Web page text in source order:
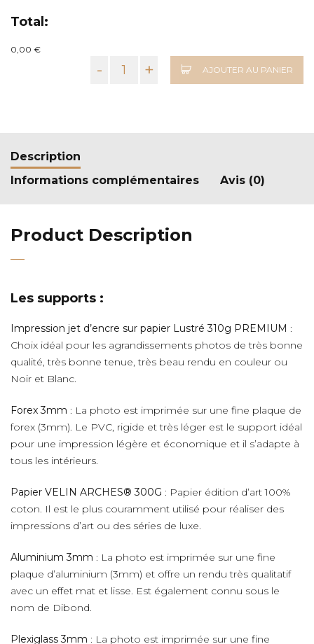
Total:
0,00 €
- + AJOUTER AU PANIER
Description
Informations complémentaires
Avis (0)
Product Description
Les supports :
Impression jet d’encre sur papier Lustré 310g PREMIUM :
Choix idéal pour les agrandissements photos de très bonne
qualité, très bonne tenue, très beau rendu en couleur ou
Noir et Blanc.
Forex 3mm : La photo est imprimée sur une fine plaque de
forex (3mm). Le PVC, rigide et très léger est le support idéal
pour une impression légère et économique et il s’adapte à
tous les intérieurs.
Papier VELIN ARCHES® 300G : Papier édition d’art 100%
coton. Il est le plus couramment utilisé pour réaliser des
impressions d’art ou des séries de luxe.
Aluminium 3mm : La photo est imprimée sur une fine
plaque d’aluminium (3mm) et offre un rendu très qualitatif
avec un effet mat et lisse. Est également connu sous le
nom de Dibond.
Plexiglass 3mm : La photo est imprimée sur une fine